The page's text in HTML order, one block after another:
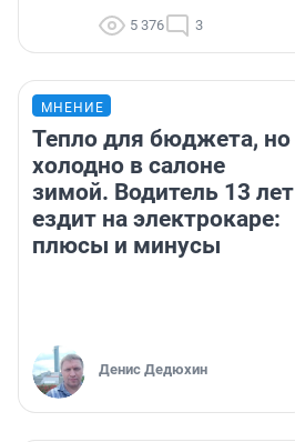
5 376 3
МНЕНИЕ
Тепло для бюджета, но
холодно в салоне
зимой. Водитель 13 лет
ездит на электрокаре:
плюсы и минусы
Денис Дедюхин